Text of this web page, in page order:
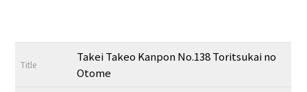
Title
Takei Takeo Kanpon No.138 Toritsukai no
Otome